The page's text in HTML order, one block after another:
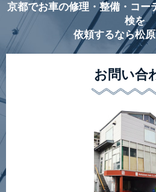
京都でお車の修理・整備・コー
検を
依頼するなら松
お問い合